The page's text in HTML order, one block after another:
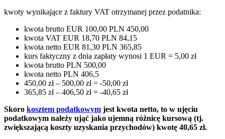
kwoty wynikające z faktury VAT otrzymanej przez podatnika:
kwota brutto EUR 100,00 PLN 450,00
kwota VAT EUR 18,70 PLN 84,15
kwota netto EUR 81,30 PLN 365,85
kurs faktyczny z dnia zapłaty wynosi 1 EUR = 5,00 zł
kwota brutto PLN 500,00
kwota netto PLN 406,5
450,00 zł – 500,00 zł = -50,00 zł
365,85 zł – 406,50 zł = -40,65 zł
Skoro kosztem podatkowym jest kwota netto, to w ujęciu
podatkowym należy ująć jako ujemną różnicę kursową (tj.
zwiększającą koszty uzyskania przychodów) kwotę 40,65 zł.